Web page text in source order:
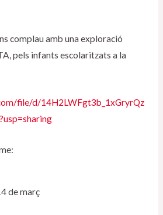
complau amb una exploració
pels infants escolaritzats a la
file/d/14H2LWFgt3b_1xGryrQz
de març